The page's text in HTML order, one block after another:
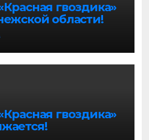
гвоздика»
области!
гвоздика»